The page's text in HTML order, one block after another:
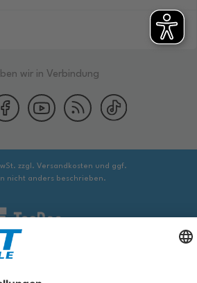
wir in Verbindung
zzgl. Versandkosten und ggf.
nicht anders beschrieben.
hinzuweisen, dass Sie ggf. ergänzende